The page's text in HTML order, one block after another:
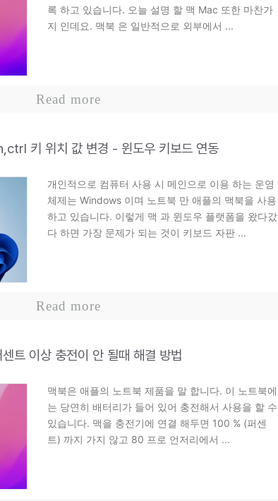
록 하고 있습니다. 오늘 설명 할 맥 Mac 또한 마찬가
지 인데요. 맥북 은 일반적으로 외부에서 ...
Read more
키 위치 값 변경 - 윈도우 키보드 연동
개인적으로 컴퓨터 사용 시 메인으로 이용 하는 운영
체제는 Windows 이며 노트북 만 애플의 맥북을 사용
하고 있습니다. 이렇게 맥 과 윈도우 플랫폼을 왔다갔
다 하면 가장 문제가 되는 것이 키보드 자판 ...
Read more
트 이상 충전이 안 될때 해결 방법
맥북은 애플의 노트북 제품을 말 합니다. 이 노트북에
는 당연히 배터리가 들어 있어 충전해서 사용을 할 수
있습니다. 맥을 충전기에 연결 해두면 100 % (퍼센
트) 까지 가지 않고 80 프로 언저리에서 ...